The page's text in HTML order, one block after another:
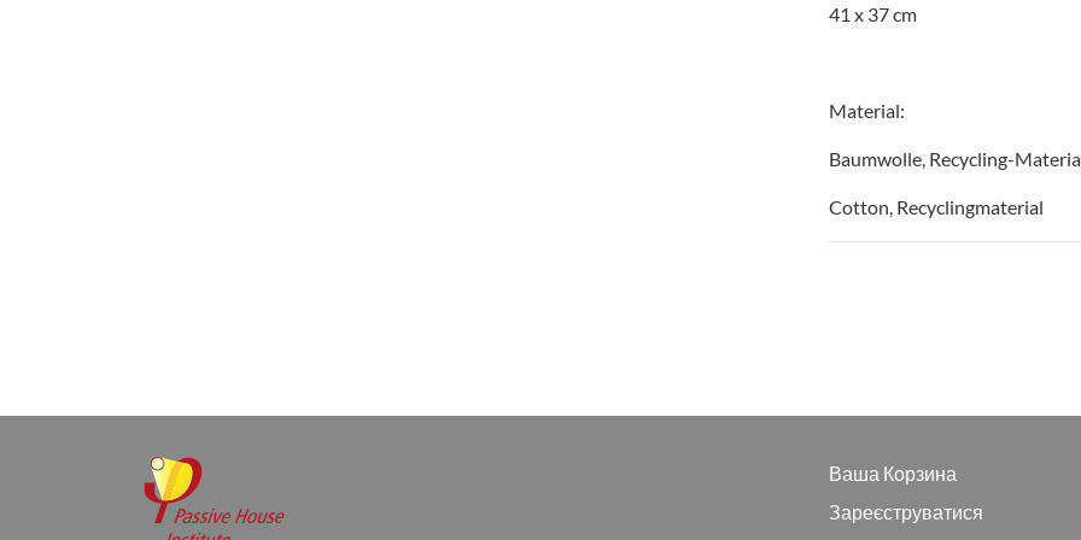
41 x 37 cm
Material:
Baumwolle, Recycling-
Cotton, Recyclingmaterial
Ваша Корзина
Зареєструватися